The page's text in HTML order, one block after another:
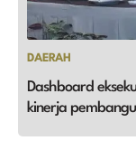
DAERAH
Dashboard
kinerja